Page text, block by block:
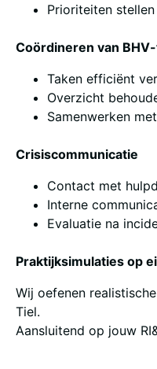
Prioriteiten stellen
Coördineren van
Taken efficiënt
Overzicht
Samenwerken
Crisiscommunicatie
Contact met
Interne
Evaluatie na
Praktijksimulaties op
Wij oefenen
Tiel.
Aansluitend op jouw